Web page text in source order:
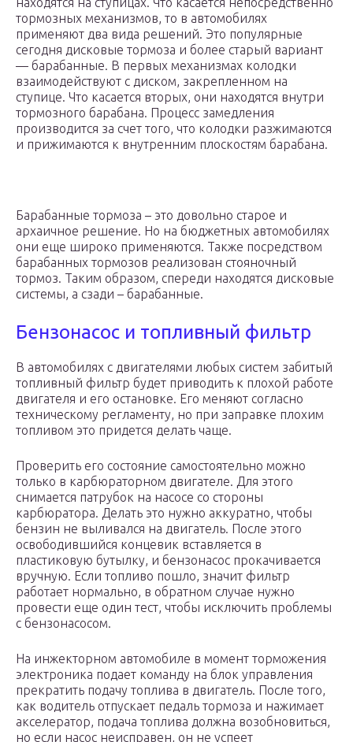
тормозных механизмов, то в автомобилях
применяют два вида решений. Это популярные
сегодня дисковые тормоза и более старый вариант
— барабанные. В первых механизмах колодки
взаимодействуют с диском, закрепленном на
ступице. Что касается вторых, они находятся внутри
тормозного барабана. Процесс замедления
производится за счет того, что колодки разжимаются
и прижимаются к внутренним плоскостям барабана.
Барабанные тормоза – это довольно старое и
архаичное решение. Но на бюджетных автомобилях
они еще широко применяются. Также посредством
барабанных тормозов реализован стояночный
тормоз. Таким образом, спереди находятся дисковые
системы, а сзади – барабанные.
Бензонасос и топливный фильтр
В автомобилях с двигателями любых систем забитый
топливный фильтр будет приводить к плохой работе
двигателя и его остановке. Его меняют согласно
техническому регламенту, но при заправке плохим
топливом это придется делать чаще.
Проверить его состояние самостоятельно можно
только в карбюраторном двигателе. Для этого
снимается патрубок на насосе со стороны
карбюратора. Делать это нужно аккуратно, чтобы
бензин не выливался на двигатель. После этого
освободившийся концевик вставляется в
пластиковую бутылку, и бензонасос прокачивается
вручную. Если топливо пошло, значит фильтр
работает нормально, в обратном случае нужно
провести еще один тест, чтобы исключить проблемы
с бензонасосом.
На инжекторном автомобиле в момент торможения
электроника подает команду на блок управления
прекратить подачу топлива в двигатель. После того,
как водитель отпускает педаль тормоза и нажимает
акселератор, подача топлива должна возобновиться,
но если насос неисправен, он не успеет